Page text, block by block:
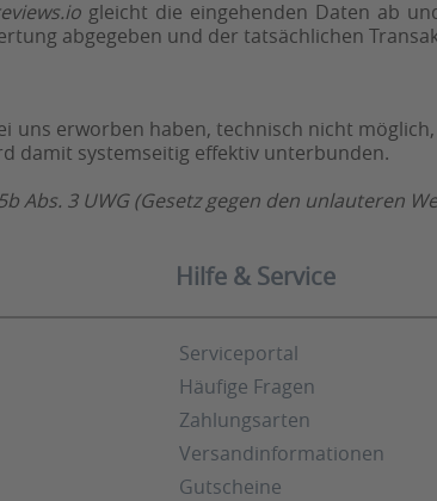
gleicht die eingehenden Daten ab
abgegeben und der tatsächlichen
uns erworben haben, technisch nicht
damit systemseitig effektiv unterbunden.
3 UWG (Gesetz gegen den unlauteren
Hilfe & Service
Serviceportal
Häufige Fragen
Zahlungsarten
Versandinformationen
Gutscheine